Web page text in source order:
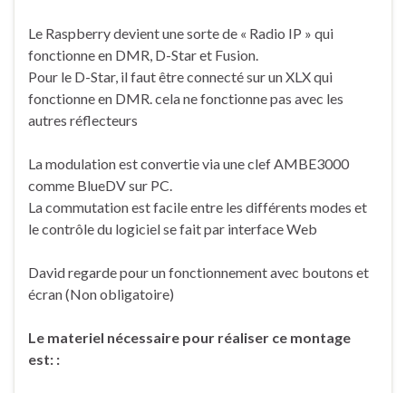
Le Raspberry devient une sorte de « Radio IP » qui
fonctionne en DMR, D-Star et Fusion.
Pour le D-Star, il faut être connecté sur un XLX qui
fonctionne en DMR. cela ne fonctionne pas avec les
autres réflecteurs
La modulation est convertie via une clef AMBE3000
comme BlueDV sur PC.
La commutation est facile entre les différents modes et
le contrôle du logiciel se fait par interface Web
David regarde pour un fonctionnement avec boutons et
écran (Non obligatoire)
Le materiel nécessaire pour réaliser ce montage
est: :